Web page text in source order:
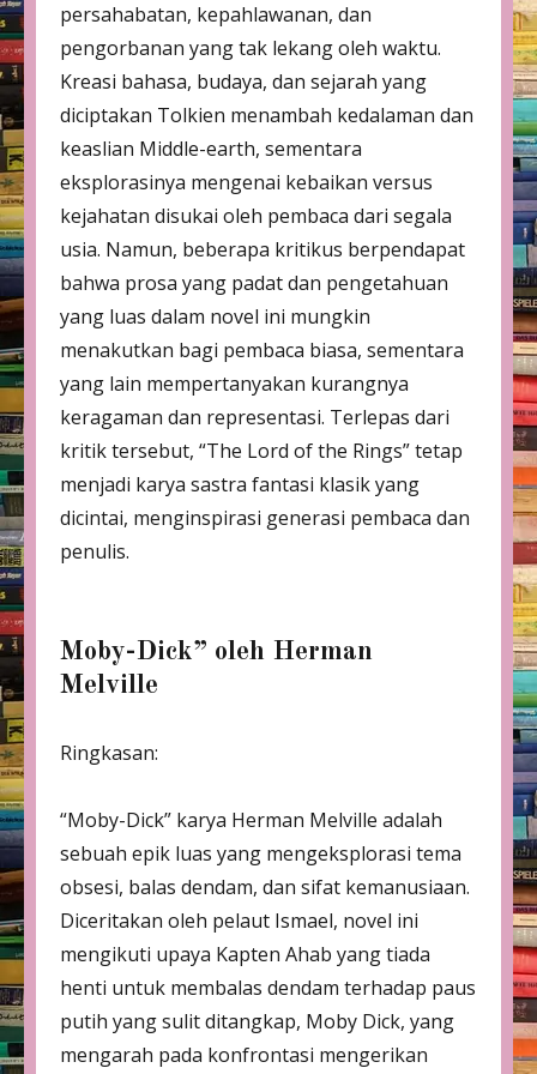
persahabatan, kepahlawanan, dan
pengorbanan yang tak lekang oleh waktu.
Kreasi bahasa, budaya, dan sejarah yang
diciptakan Tolkien menambah kedalaman dan
keaslian Middle-earth, sementara
eksplorasinya mengenai kebaikan versus
kejahatan disukai oleh pembaca dari segala
usia. Namun, beberapa kritikus berpendapat
bahwa prosa yang padat dan pengetahuan
yang luas dalam novel ini mungkin
menakutkan bagi pembaca biasa, sementara
yang lain mempertanyakan kurangnya
keragaman dan representasi. Terlepas dari
kritik tersebut, “The Lord of the Rings” tetap
menjadi karya sastra fantasi klasik yang
dicintai, menginspirasi generasi pembaca dan
penulis.
Moby-Dick” oleh Herman
Melville
Ringkasan:
“Moby-Dick” karya Herman Melville adalah
sebuah epik luas yang mengeksplorasi tema
obsesi, balas dendam, dan sifat kemanusiaan.
Diceritakan oleh pelaut Ismael, novel ini
mengikuti upaya Kapten Ahab yang tiada
henti untuk membalas dendam terhadap paus
putih yang sulit ditangkap, Moby Dick, yang
mengarah pada konfrontasi mengerikan